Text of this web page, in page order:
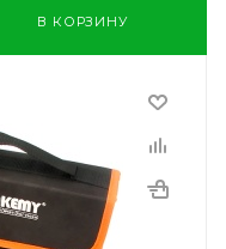
В КОРЗИНУ